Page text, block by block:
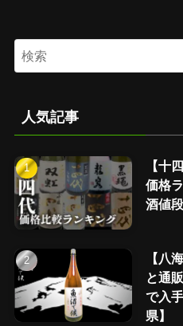
人気記事
【十
価格
酒値
【八
と通
で入
県】